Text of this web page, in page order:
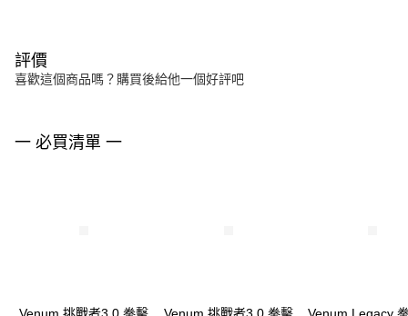
評價
喜歡這個商品嗎？購買後給他一個好評吧
一 必買清單 一
Venum 挑戰者3.0 拳擊 Venum 挑戰者3.0 拳擊 Venum Legacy